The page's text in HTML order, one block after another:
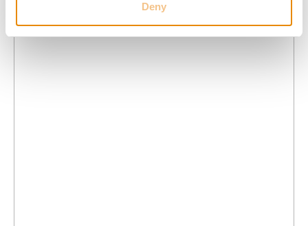
Deny